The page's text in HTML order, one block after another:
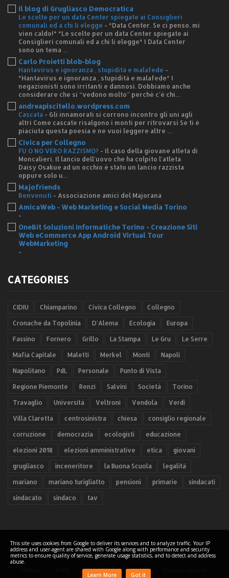
Il blog di Grugliasco Democratica
Le scelte per un data Center spiegate ai Consiglieri
comunali ed a chi li elegge - *Data Center. Se ci penso, mi
vien caldo!* *Le scelte per un data Center spiegate ai
Consiglieri comunali ed a chi li elegge* I Data Center
sono un tema ...
Carlo Proietti blob-blog
Hantavirus e ignoranza , stupidità e malafede -
*Hantavirus e ignoranza , stupidità e malafede* I
negazionisti sono irritanti e dannosi. Dobbiamo anche
considerare che si “vedono molto” perché c'è chi...
andreapiscitello.wordpress.com
Cascata - Gli innamorati si corrono incontro gli uni agli
altri Come cascate risalgono i monti per ritrovarsi Se ti è
piaciuta questa poesia e ne vuoi leggere altre ...
Civica per Collegno
FU O NO VERO RAZZISMO? - Il caso della giovane atleta di
Moncalieri. Il lancio dell'uovo che ha colpito l'atleta
Daisy Osakue ad un occhio è stato un lancio razzista
oppure solo u...
Majofriends
Benvenuti - Associazione amici del Majorana
AmicaWeb - Web Marketing e Social Media Torino
-
OneBit Soluzioni Informatiche Torino - Creazione Siti
Web eCommerce App Android Virtual Tour
WebMarketing
-
CATEGORIES
CIDIU Chiamparino Civica Collegno Collegno
Cronache da Topolinia D'Alema Ecologia Europa
Fassino Fornero Grillo La Stampa Le Gru Le Serre
Mafia Capitale Maletti Merkel Monti Napoli
Napolitano PdL Personale Punto di Vista
Regione Piemonte Renzi Salvini Società Torino
Travaglio Università Veltroni Vendola Verdi
Villa Claretta centrosinistra chiesa consiglio regionale
corruzione democrazia ecologisti educazione
elezioni 2018 elezioni amministrative etica giovani
grugliasco inceneritore la Buona Scuola legalità
mariano mariano turigliatto pensioni primarie sindacati
sindacato sindaco tav
COPYRIGHT ©2026 Mariano Turigliatto il Blog
About Contact
This site uses cookies from Google to deliver its services and to analyze traffic. Your IP
address and user-agent are shared with Google along with performance and security
metrics to ensure quality of service, generate usage statistics, and to detect and address
abuse.
Learn More
Got it